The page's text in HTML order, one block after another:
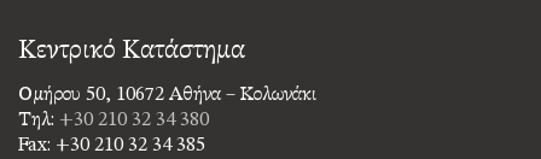
Κεντρικό Κατάστημα
Ομήρου 50, 10672 Αθήνα – Κολωνάκι
Τηλ: +30 210 32 34 380
Fax: +30 210 32 34 385